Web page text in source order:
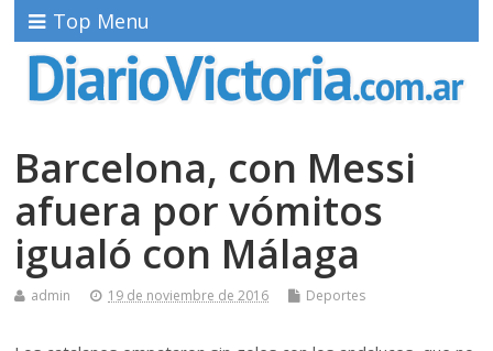
Top Menu
Barcelona, con Messi
afuera por vómitos
igualó con Málaga
admin 19 de noviembre de 2016 Deportes